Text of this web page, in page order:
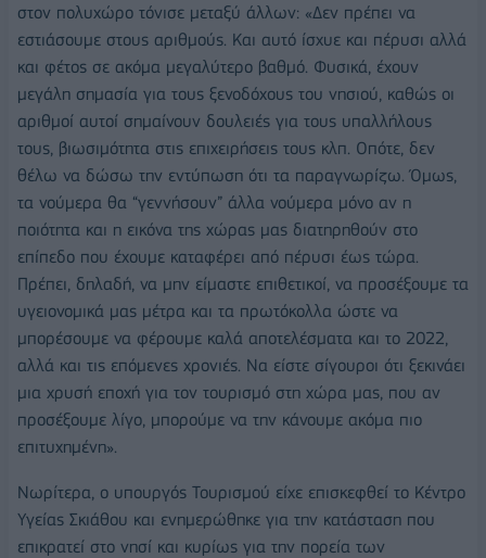
στον πολυχώρο τόνισε μεταξύ άλλων: «Δεν πρέπει να
εστιάσουμε στους αριθμούς. Και αυτό ίσχυε και πέρυσι αλλά
και φέτος σε ακόμα μεγαλύτερο βαθμό. Φυσικά, έχουν
μεγάλη σημασία για τους ξενοδόχους του νησιού, καθώς οι
αριθμοί αυτοί σημαίνουν δουλειές για τους υπαλλήλους
τους, βιωσιμότητα στις επιχειρήσεις τους κλπ. Οπότε, δεν
θέλω να δώσω την εντύπωση ότι τα παραγνωρίζω. Όμως,
τα νούμερα θα “γεννήσουν” άλλα νούμερα μόνο αν η
ποιότητα και η εικόνα της χώρας μας διατηρηθούν στο
επίπεδο που έχουμε καταφέρει από πέρυσι έως τώρα.
Πρέπει, δηλαδή, να μην είμαστε επιθετικοί, να προσέξουμε τα
υγειονομικά μας μέτρα και τα πρωτόκολλα ώστε να
μπορέσουμε να φέρουμε καλά αποτελέσματα και το 2022,
αλλά και τις επόμενες χρονιές. Να είστε σίγουροι ότι ξεκινάει
μια χρυσή εποχή για τον τουρισμό στη χώρα μας, που αν
προσέξουμε λίγο, μπορούμε να την κάνουμε ακόμα πιο
επιτυχημένη».
Νωρίτερα, ο υπουργός Τουρισμού είχε επισκεφθεί το Κέντρο
Υγείας Σκιάθου και ενημερώθηκε για την κατάσταση που
επικρατεί στο νησί και κυρίως για την πορεία των